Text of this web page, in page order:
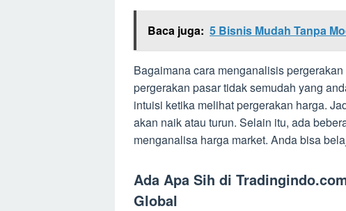
Baca juga: 5 Bisnis Mudah Tanpa
Bagaimana cara menganalisis
pergerakan pasar tidak semudah yang
intuisi ketika melihat pergerakan harga.
akan naik atau turun. Selain itu, ada
menganalisa harga market. Anda bisa
Ada Apa Sih di
Global